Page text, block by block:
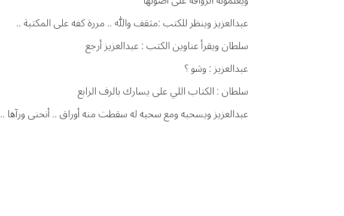
عبدالعزيز وينظر للكتب :مثقف والله .. مررة كفه على المكتبة ..
سلطان ويقرأ عناوين الكتب : عبدالعزيز أرجع
عبدالعزيز : وشو ؟
سلطان : الكتاب اللي على يسارك بالرف الرابع
عبدالعزيز ويسحبه ومع سحبه له سقطت منه أوراق .. أنحنى ورآها ..